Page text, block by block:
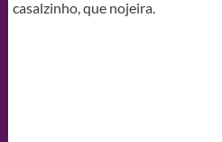
casalzinho, que nojeira.